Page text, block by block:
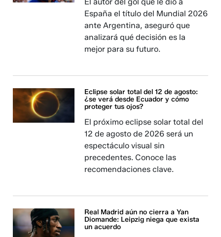
España el título del Mundial 2026
ante Argentina, aseguró que
analizará qué decisión es la
mejor para su futuro.
Eclipse solar total del 12 de agosto:
¿se verá desde Ecuador y cómo
proteger tus ojos?
El próximo eclipse solar total del
12 de agosto de 2026 será un
espectáculo visual sin
precedentes. Conoce las
recomendaciones clave.
Real Madrid aún no cierra a Yan
Diomande: Leipzig niega que exista
un acuerdo